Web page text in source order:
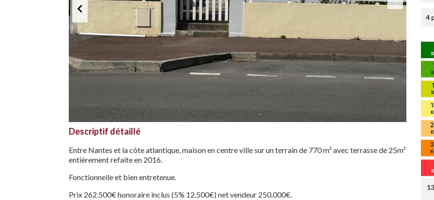
Descriptif détaillé
Entre Nantes et la côte atlantique, maison en centre ville sur un terrain de 770 m² avec terrasse de 25m²
entièrement refaite en 2016.
Fonctionnelle et bien entretenue.
Prix 262.500€ honoraire inclus (5% 12.500€) net vendeur 250.000€.
4